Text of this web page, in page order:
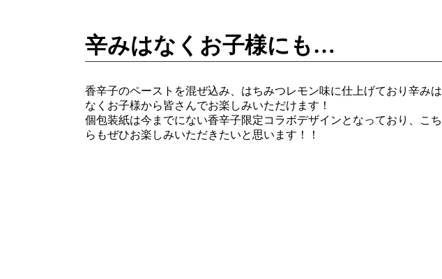
辛みはなくお子様にも…
香辛子のペーストを混ぜ込み、はちみつレモン味に仕上げており辛みは
なくお子様から皆さんでお楽しみいただけます！
個包装紙は今までにない香辛子限定コラボデザインとなっており、こち
らもぜひお楽しみいただきたいと思います！！